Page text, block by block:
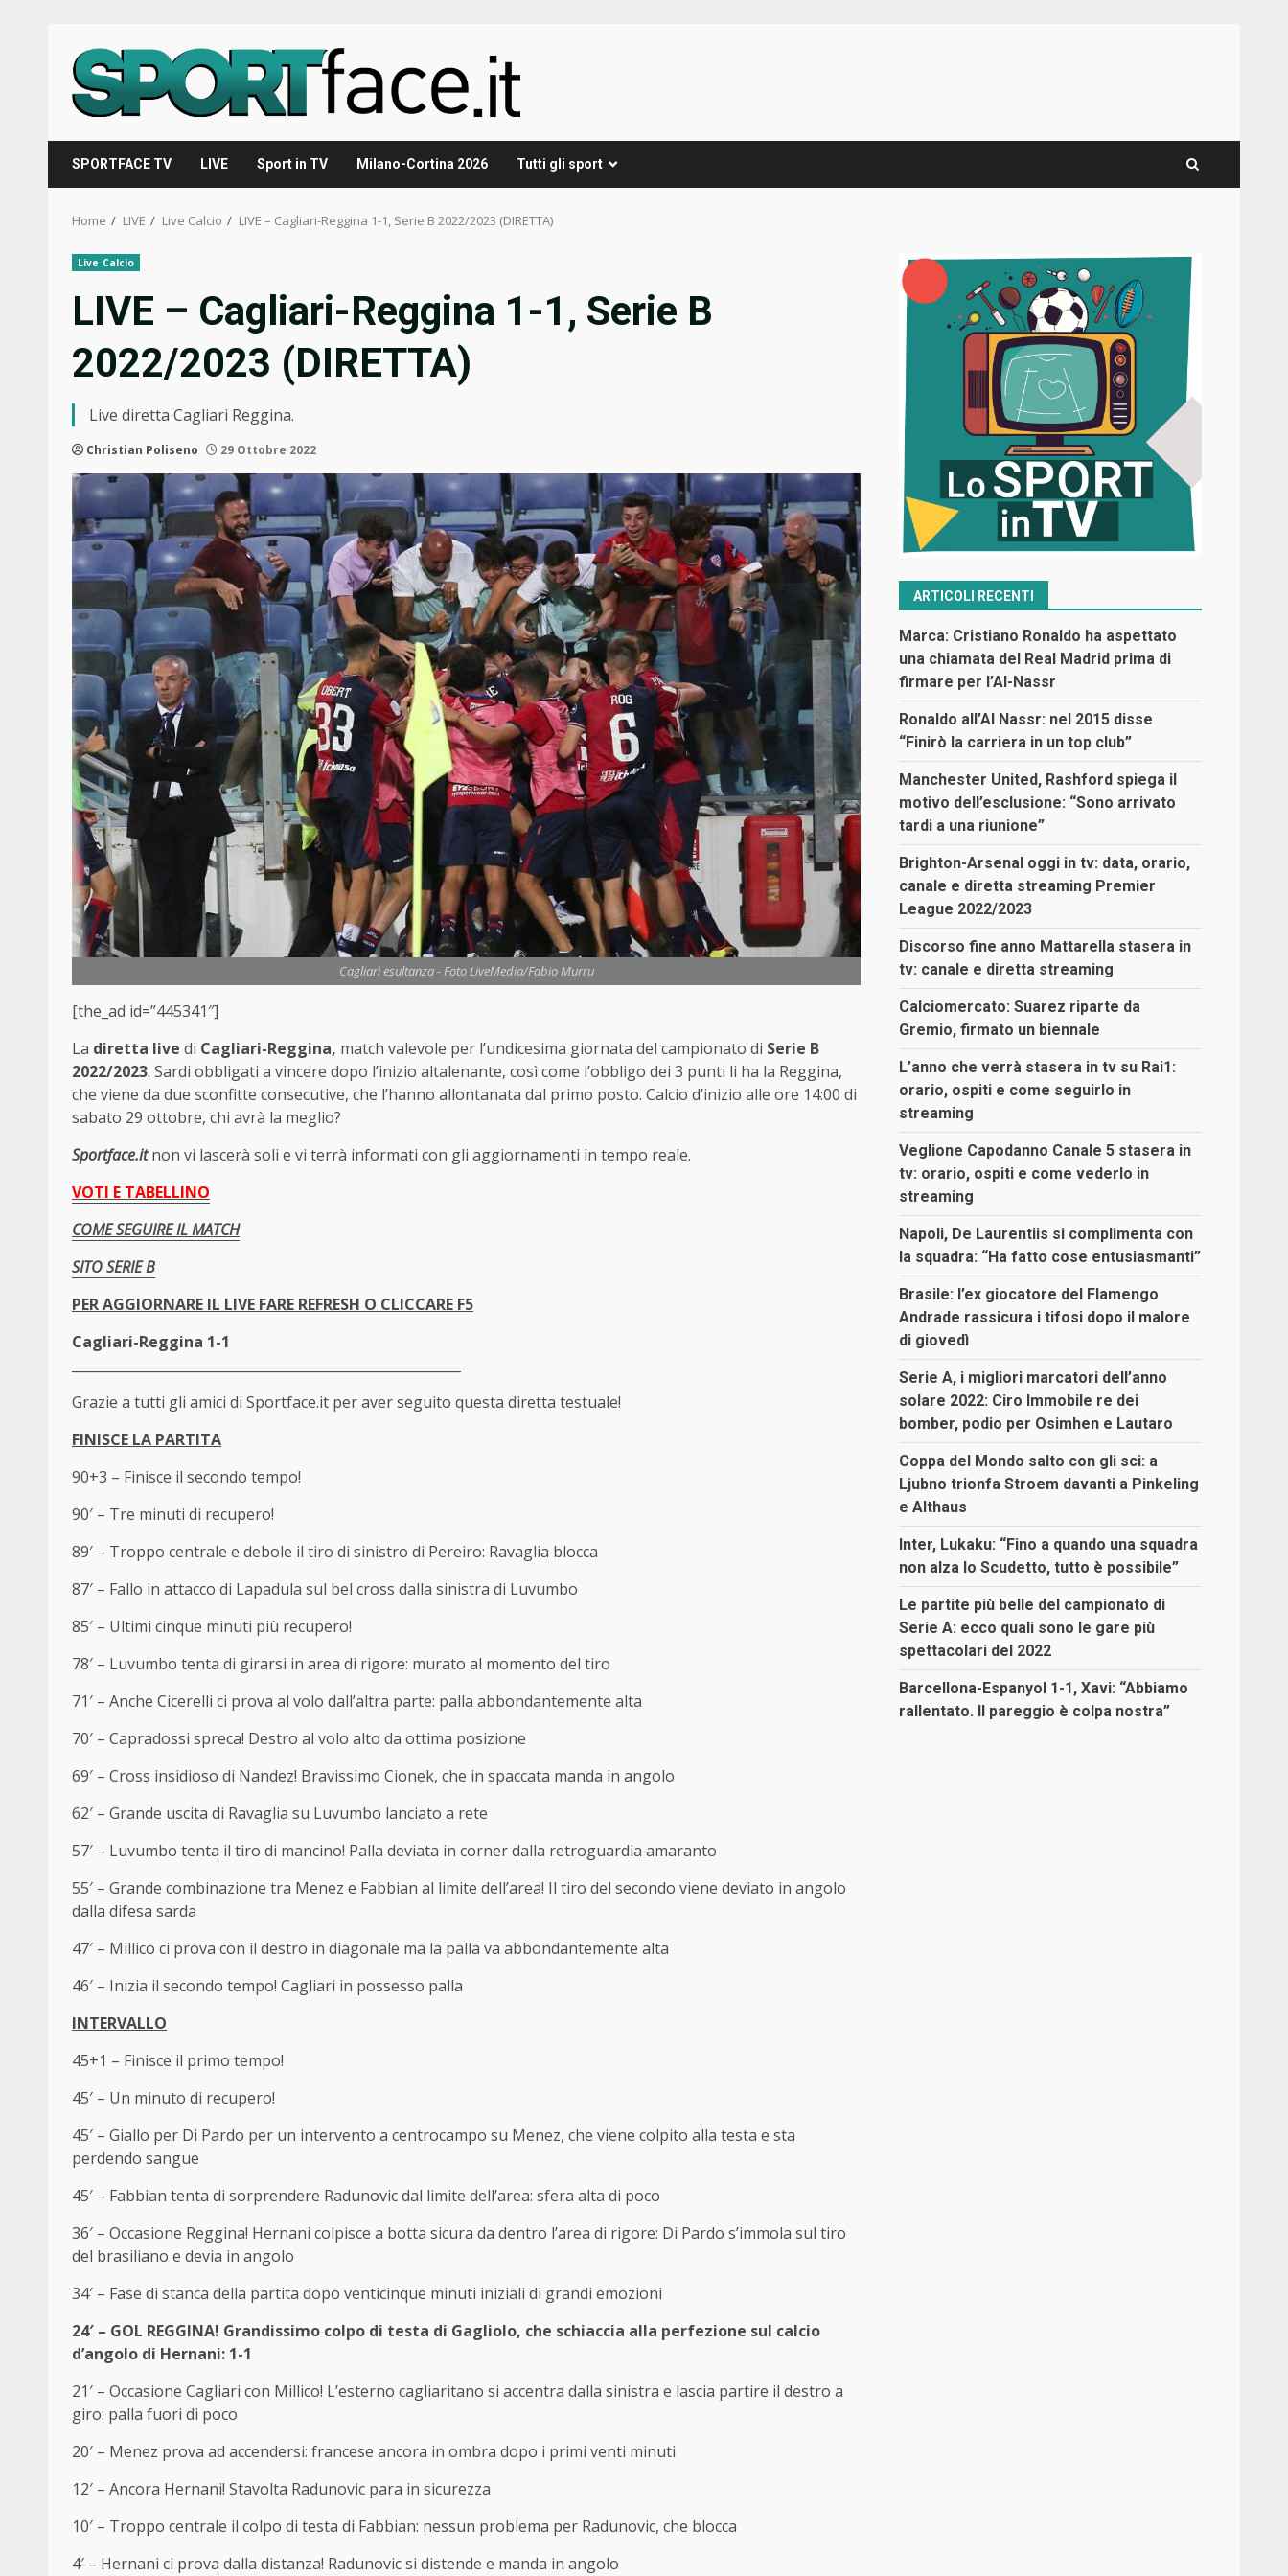
content
SPORTFACE TV LIVE Sport in TV Milano-Cortina 2026 Tutti gli sport
Home LIVE Live Calcio LIVE – Cagliari-Reggina 1-1, Serie B 2022/2023 (DIRETTA)
Live Calcio
LIVE – Cagliari-Reggina 1-1, Serie B
2022/2023 (DIRETTA)
Live diretta Cagliari Reggina.
Christian Poliseno 29 Ottobre 2022
Cagliari esultanza - Foto LiveMedia/Fabio Murru
[the_ad id=”445341″]
La diretta live di Cagliari-Reggina, match valevole per l’undicesima giornata del campionato di Serie B
2022/2023. Sardi obbligati a vincere dopo l’inizio altalenante, così come l’obbligo dei 3 punti li ha la Reggina,
che viene da due sconfitte consecutive, che l’hanno allontanata dal primo posto. Calcio d’inizio alle ore 14:00 di
sabato 29 ottobre, chi avrà la meglio?
Sportface.itnon vi lascerà soli e vi terrà informati con gli aggiornamenti in tempo reale.
VOTI E TABELLINO
COME SEGUIRE IL MATCH
SITO SERIE B
PER AGGIORNARE IL LIVE FARE REFRESH O CLICCARE F5
Cagliari-Reggina 1-1
Grazie a tutti gli amici di Sportface.it per aver seguito questa diretta testuale!
FINISCE LA PARTITA
90+3 – Finisce il secondo tempo!
90′ – Tre minuti di recupero!
89′ – Troppo centrale e debole il tiro di sinistro di Pereiro: Ravaglia blocca
87′ – Fallo in attacco di Lapadula sul bel cross dalla sinistra di Luvumbo
85′ – Ultimi cinque minuti più recupero!
78′ – Luvumbo tenta di girarsi in area di rigore: murato al momento del tiro
71′ – Anche Cicerelli ci prova al volo dall’altra parte: palla abbondantemente alta
70′ – Capradossi spreca! Destro al volo alto da ottima posizione
69′ – Cross insidioso di Nandez! Bravissimo Cionek, che in spaccata manda in angolo
62′ – Grande uscita di Ravaglia su Luvumbo lanciato a rete
57′ – Luvumbo tenta il tiro di mancino! Palla deviata in corner dalla retroguardia amaranto
55′ – Grande combinazione tra Menez e Fabbian al limite dell’area! Il tiro del secondo viene deviato in angolo
dalla difesa sarda
47′ – Millico ci prova con il destro in diagonale ma la palla va abbondantemente alta
46′ – Inizia il secondo tempo! Cagliari in possesso palla
INTERVALLO
45+1 – Finisce il primo tempo!
45′ – Un minuto di recupero!
45′ – Giallo per Di Pardo per un intervento a centrocampo su Menez, che viene colpito alla testa e sta
perdendo sangue
45′ – Fabbian tenta di sorprendere Radunovic dal limite dell’area: sfera alta di poco
36′ – Occasione Reggina! Hernani colpisce a botta sicura da dentro l’area di rigore: Di Pardo s’immola sul tiro
del brasiliano e devia in angolo
34′ – Fase di stanca della partita dopo venticinque minuti iniziali di grandi emozioni
24′ – GOL REGGINA! Grandissimo colpo di testa di Gagliolo, che schiaccia alla perfezione sul calcio
d’angolo di Hernani: 1-1
21′ – Occasione Cagliari con Millico! L’esterno cagliaritano si accentra dalla sinistra e lascia partire il destro a
giro: palla fuori di poco
20′ – Menez prova ad accendersi: francese ancora in ombra dopo i primi venti minuti
12′ – Ancora Hernani! Stavolta Radunovic para in sicurezza
10′ – Troppo centrale il colpo di testa di Fabbian: nessun problema per Radunovic, che blocca
4′ – Hernani ci prova dalla distanza! Radunovic si distende e manda in angolo
ARTICOLI RECENTI
Marca: Cristiano Ronaldo ha aspettato
una chiamata del Real Madrid prima di
firmare per l’Al-Nassr
Ronaldo all’Al Nassr: nel 2015 disse
“Finirò la carriera in un top club”
Manchester United, Rashford spiega il
motivo dell’esclusione: “Sono arrivato
tardi a una riunione”
Brighton-Arsenal oggi in tv: data, orario,
canale e diretta streaming Premier
League 2022/2023
Discorso fine anno Mattarella stasera in
tv: canale e diretta streaming
Calciomercato: Suarez riparte da
Gremio, firmato un biennale
L’anno che verrà stasera in tv su Rai1:
orario, ospiti e come seguirlo in
streaming
Veglione Capodanno Canale 5 stasera in
tv: orario, ospiti e come vederlo in
streaming
Napoli, De Laurentiis si complimenta con
la squadra: “Ha fatto cose entusiasmanti”
Brasile: l’ex giocatore del Flamengo
Andrade rassicura i tifosi dopo il malore
di giovedì
Serie A, i migliori marcatori dell’anno
solare 2022: Ciro Immobile re dei
bomber, podio per Osimhen e Lautaro
Coppa del Mondo salto con gli sci: a
Ljubno trionfa Stroem davanti a Pinkeling
e Althaus
Inter, Lukaku: “Fino a quando una squadra
non alza lo Scudetto, tutto è possibile”
Le partite più belle del campionato di
Serie A: ecco quali sono le gare più
spettacolari del 2022
Barcellona-Espanyol 1-1, Xavi: “Abbiamo
rallentato. Il pareggio è colpa nostra”